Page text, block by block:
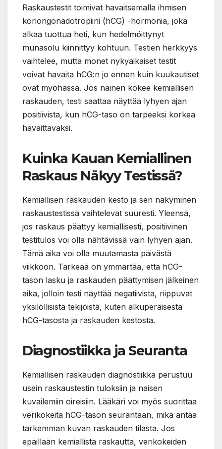
Raskaustestit toimivat havaitsemalla ihmisen
koriongonadotropiini (hCG) -hormonia, joka
alkaa tuottua heti, kun hedelmöittynyt
munasolu kiinnittyy kohtuun. Testien herkkyys
vaihtelee, mutta monet nykyaikaiset testit
voivat havaita hCG:n jo ennen kuin kuukautiset
ovat myöhässä. Jos nainen kokee kemiallisen
raskauden, testi saattaa näyttää lyhyen ajan
positiivista, kun hCG-taso on tarpeeksi korkea
havaittavaksi.
Kuinka Kauan Kemiallinen
Raskaus Näkyy Testissä?
Kemiallisen raskauden kesto ja sen näkyminen
raskaustestissä vaihtelevat suuresti. Yleensä,
jos raskaus päättyy kemiallisesti, positiivinen
testitulos voi olla nähtävissä vain lyhyen ajan.
Tämä aika voi olla muutamasta päivästä
viikkoon. Tärkeää on ymmärtää, että hCG-
tason lasku ja raskauden päättymisen jälkeinen
aika, jolloin testi näyttää negatiivista, riippuvat
yksilöllisistä tekijöistä, kuten alkuperäisestä
hCG-tasosta ja raskauden kestosta.
Diagnostiikka ja Seuranta
Kemiallisen raskauden diagnostiikka perustuu
usein raskaustestin tuloksiin ja naisen
kuvailemiin oireisiin. Lääkäri voi myös suorittaa
verikokeita hCG-tason seurantaan, mikä antaa
tarkemman kuvan raskauden tilasta. Jos
epäillään kemiallista raskautta, verikokeiden